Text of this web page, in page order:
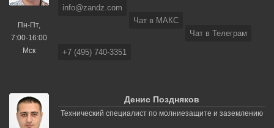
Пн-Пт,
7:00-16:00
Мск
info@zandz.com
Чат в МАКС
Чат в Телеграм
+7 (495) 740-3351
Денис Поздняков
Технический специалист по молниезащите и заземлению